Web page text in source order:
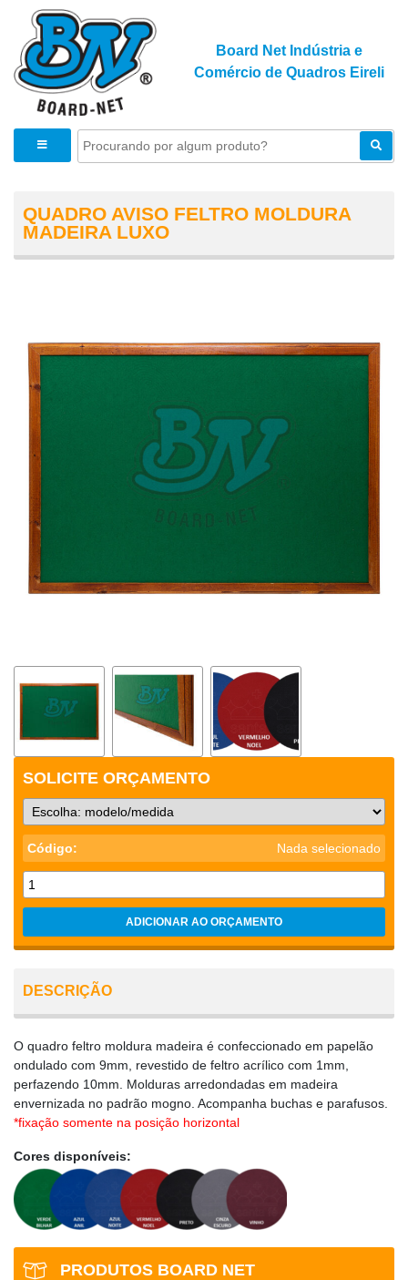
Board Net Indústria e
Comércio de Quadros Eireli
PRODUTOS BOARD NET
QUADRO AVISO FELTRO MOLDURA
MADEIRA LUXO
SOLICITE ORÇAMENTO
Código: Nada selecionado
ADICIONAR AO ORÇAMENTO
DESCRIÇÃO
O quadro feltro moldura madeira é confeccionado em papelão
ondulado com 9mm, revestido de feltro acrílico com 1mm,
perfazendo 10mm. Molduras arredondadas em madeira
envernizada no padrão mogno. Acompanha buchas e parafusos.
*fixação somente na posição horizontal
Cores disponíveis: